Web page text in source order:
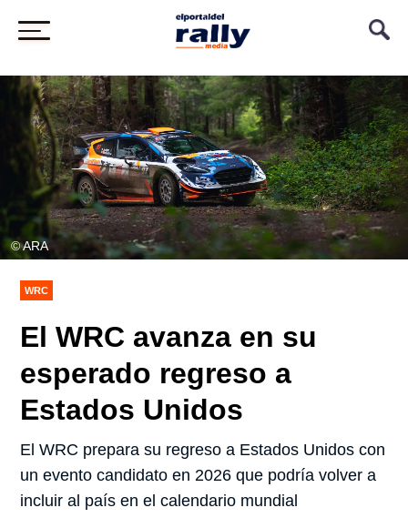
© ARA
WRC
El WRC avanza en su
esperado regreso a
Estados Unidos
El WRC prepara su regreso a Estados Unidos con
un evento candidato en 2026 que podría volver a
incluir al país en el calendario mundial